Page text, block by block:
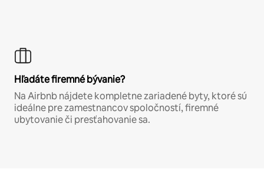
Hľadáte firemné bývanie?
Na Airbnb nájdete kompletne zariadené byty, ktoré sú
ideálne pre zamestnancov spoločností, firemné
ubytovanie či presťahovanie sa.